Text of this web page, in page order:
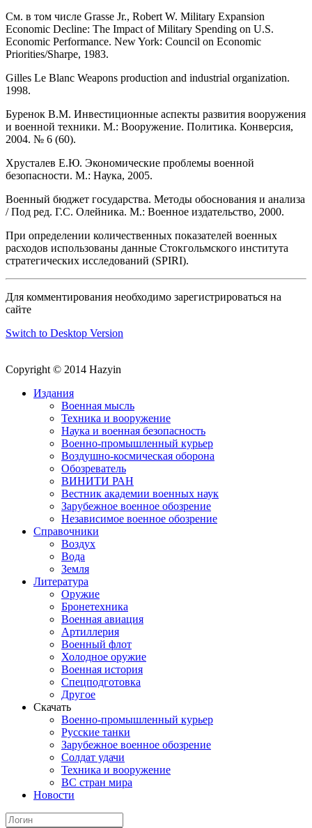
См. в том числе Grasse Jr., Robert W. Military Expansion
Economic Decline: The Impact of Military Spending on U.S.
Economic Performance. New York: Council on Economic
Priorities/Sharpe, 1983.
Gilles Le Blanc Weapons production and industrial organization.
1998.
Буренок В.М. Инвестиционные аспекты развития вооружения
и военной техники. М.: Вооружение. Политика. Конверсия,
2004. № 6 (60).
Хрусталев Е.Ю. Экономические проблемы военной
безопасности. М.: Наука, 2005.
Военный бюджет государства. Методы обоснования и анализа
/ Под ред. Г.С. Олейника. М.: Военное издательство, 2000.
При определении количественных показателей военных
расходов использованы данные Стокгольмского института
стратегических исследований (SPIRI).
Для комментирования необходимо зарегистрироваться на
сайте
Switch to Desktop Version
Copyright © 2014 Hazyin
Издания
Военная мысль
Техника и вооружение
Наука и военная безопасность
Военно-промышленный курьер
Воздушно-космическая оборона
Обозреватель
ВИНИТИ РАН
Вестник академии военных наук
Зарубежное военное обозрение
Независимое военное обозрение
Справочники
Воздух
Вода
Земля
Литература
Оружие
Бронетехника
Военная авиация
Артиллерия
Военный флот
Холодное оружие
Военная история
Спецподготовка
Другое
Скачать
Военно-промышленный курьер
Русские танки
Зарубежное военное обозрение
Солдат удачи
Техника и вооружение
ВС стран мира
Новости